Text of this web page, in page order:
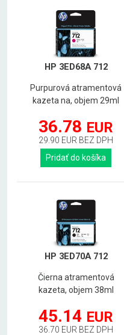
HP 3ED68A 712
Purpurová atramentová
kazeta na, objem 29ml
36.78 EUR
29.90 EUR BEZ DPH
Pridať do košíka
HP 3ED70A 712
Čierna atramentová
kazeta, objem 38ml
45.14 EUR
36.70 EUR BEZ DPH